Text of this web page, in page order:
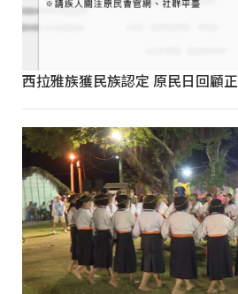
西拉雅族獲民族認定 原民日回顧